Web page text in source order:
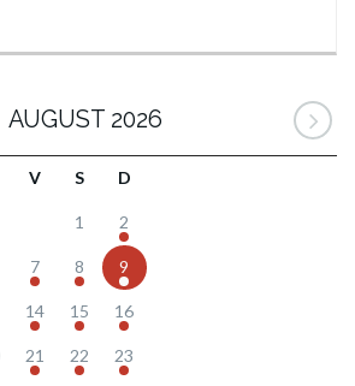
AUGUST 2026
V S D
1 2
7 8 9
14 15 16
21 22 23